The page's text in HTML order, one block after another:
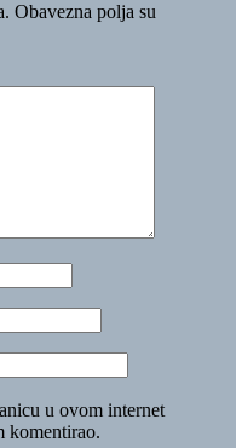
Obavezna polja su
u ovom internet
komentirao.